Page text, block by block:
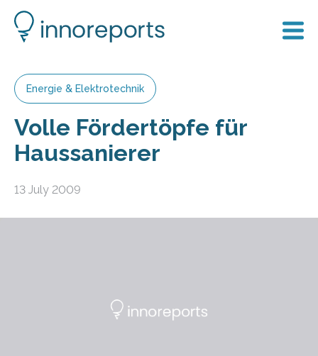
Energie & Elektrotechnik
Volle Fördertöpfe für
Haussanierer
13 July 2009